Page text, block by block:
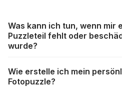
Was kann ich tun, wenn mir
Puzzleteil fehlt oder
wurde?
aber trotzdem kann es
werden oder verloren gehen. Mit
Wie erstelle ich mein
Fotopuzzle?